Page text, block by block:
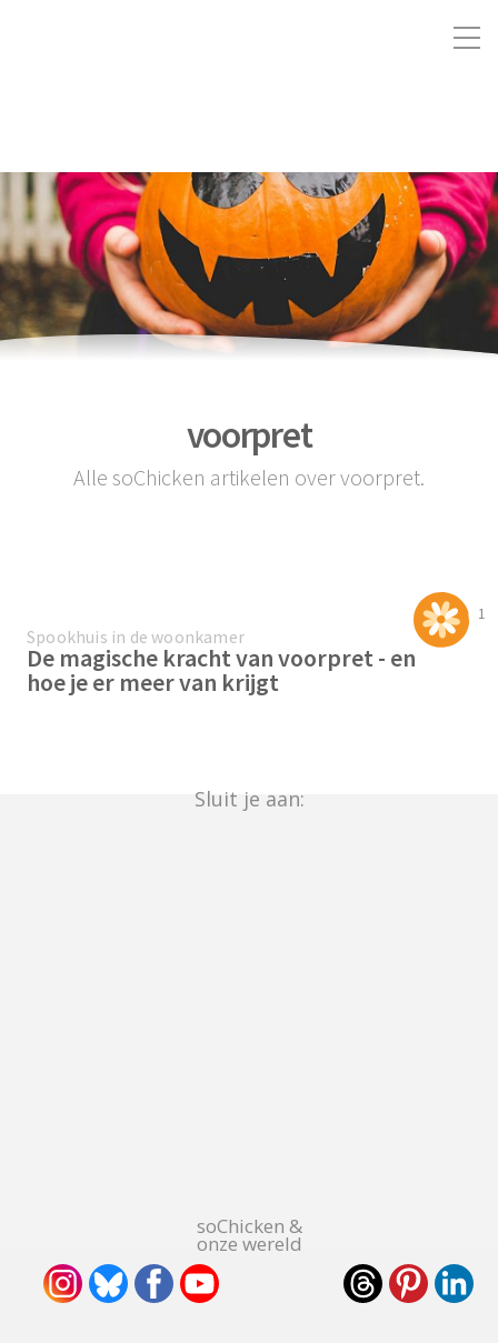
voorpret
Alle soChicken artikelen over voorpret.
1
Spookhuis in de woonkamer
De magische kracht van voorpret - en
hoe je er meer van krijgt
Sluit je aan:
soChicken &
onze wereld